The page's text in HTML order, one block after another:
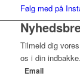
Følg med på
Tilmeld dig
os i din indbakke.
Email